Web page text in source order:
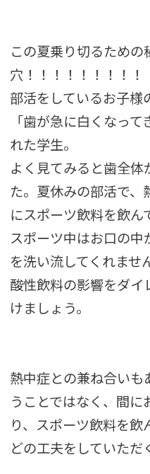
この夏乗り切るため
穴！！！！！！！！！
部活をしているお子様
「歯が急に白くなっ
れた学生。
よく見てみると歯全体
た。夏休みの部活で
にスポーツ飲料を飲ん
スポーツ中はお口の
を洗い流してくれませ
酸性飲料の影響をダ
けましょう。
熱中症との兼ね合いも
うことではなく、間
り、スポーツ飲料を
どの工夫をしていただ